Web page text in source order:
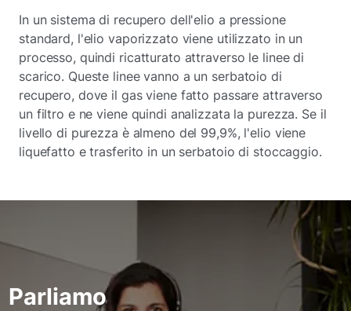
In un sistema di recupero dell'elio a pressione
standard, l'elio vaporizzato viene utilizzato in un
processo, quindi ricatturato attraverso le linee di
scarico. Queste linee vanno a un serbatoio di
recupero, dove il gas viene fatto passare attraverso
un filtro e ne viene quindi analizzata la purezza. Se il
livello di purezza è almeno del 99,9%, l'elio viene
liquefatto e trasferito in un serbatoio di stoccaggio.
Parliamo